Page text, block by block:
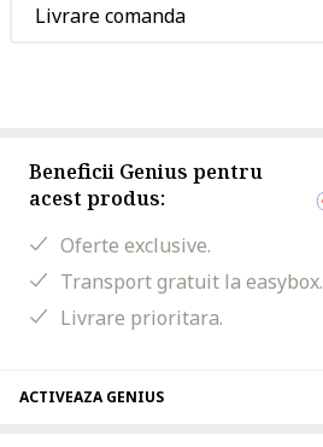
Livrare comanda
Beneficii Genius pentru
acest produs:
Oferte exclusive.
Transport gratuit la easybox.
Livrare prioritara.
ACTIVEAZA GENIUS